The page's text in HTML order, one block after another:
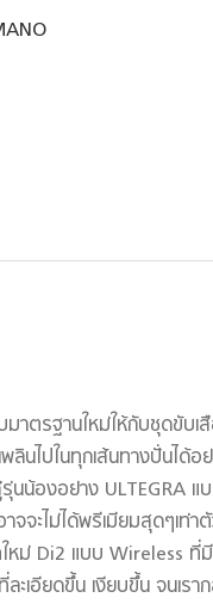
มาตรฐานใหม่ให้กับชุดขั
นไปในทุกเส้นทางปั่นได้อ
น้องอย่าง ULTEGRA
จจะไม่ได้พรีเมียมสุดๆเท่
หม่ Di2 แบบ Wireless
เอียดขึ้น เงียบขึ้น จนเร